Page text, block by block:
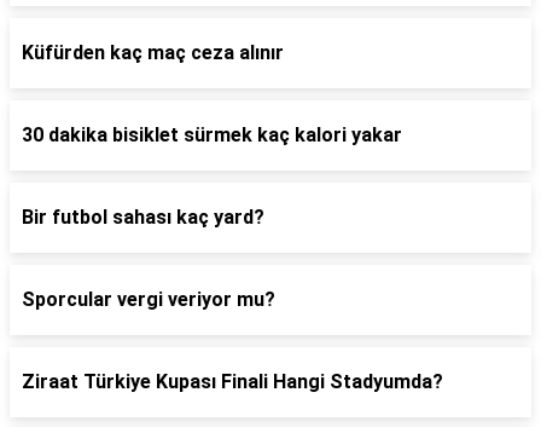
Küfürden kaç maç ceza alınır
30 dakika bisiklet sürmek kaç kalori yakar
Bir futbol sahası kaç yard?
Sporcular vergi veriyor mu?
Ziraat Türkiye Kupası Finali Hangi Stadyumda?